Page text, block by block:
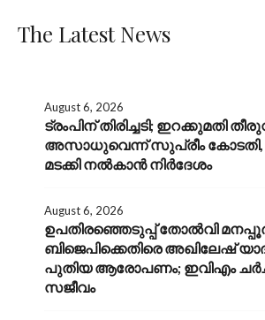
The Latest News
ട്രംപിന് തിരിച്ചടി; ഇറക്കുമതി
അസാധുവെന്ന് സുപ്രീം കോടതി,
മടക്കി നൽകാൻ നിർദേശം
August 6, 2026
ഉപതിരഞ്ഞെടുപ്പ് തോൽവി
ബിജെപിക്കെതിരെ അഖിലേഷ്
പുതിയ ആരോപണം; ഇവിഎം
സജീവം
August 6, 2026